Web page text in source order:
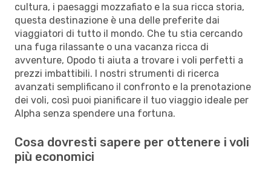
cultura, i paesaggi mozzafiato e la sua ricca storia,
questa destinazione è una delle preferite dai
viaggiatori di tutto il mondo. Che tu stia cercando
una fuga rilassante o una vacanza ricca di
avventure, Opodo ti aiuta a trovare i voli perfetti a
prezzi imbattibili. I nostri strumenti di ricerca
avanzati semplificano il confronto e la prenotazione
dei voli, così puoi pianificare il tuo viaggio ideale per
Alpha senza spendere una fortuna.
Cosa dovresti sapere per ottenere i voli
più economici